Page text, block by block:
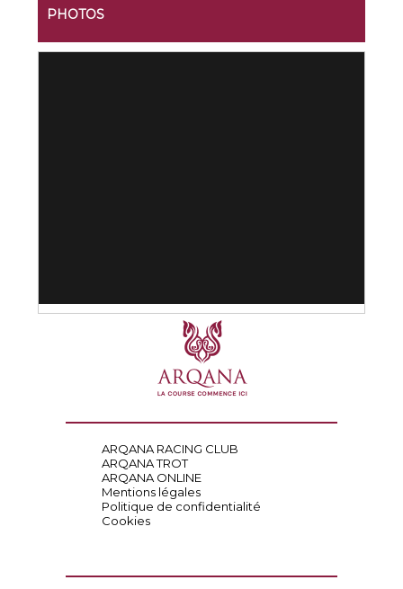
PHOTOS
ARQANA RACING CLUB
ARQANA TROT
ARQANA ONLINE
Mentions légales
Politique de confidentialité
Cookies